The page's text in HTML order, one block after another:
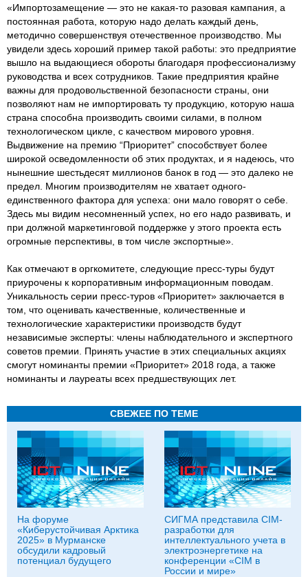
«Импортозамещение — это не какая-то разовая кампания, а
постоянная работа, которую надо делать каждый день,
методично совершенствуя отечественное производство. Мы
увидели здесь хороший пример такой работы: это предприятие
вышло на выдающиеся обороты благодаря профессионализму
руководства и всех сотрудников. Такие предприятия крайне
важны для продовольственной безопасности страны, они
позволяют нам не импортировать ту продукцию, которую наша
страна способна производить своими силами, в полном
технологическом цикле, с качеством мирового уровня.
Выдвижение на премию “Приоритет” способствует более
широкой осведомленности об этих продуктах, и я надеюсь, что
нынешние шестьдесят миллионов банок в год — это далеко не
предел. Многим производителям не хватает одного-
единственного фактора для успеха: они мало говорят о себе.
Здесь мы видим несомненный успех, но его надо развивать, и
при должной маркетинговой поддержке у этого проекта есть
огромные перспективы, в том числе экспортные».
Как отмечают в оргкомитете, следующие пресс-туры будут
приурочены к корпоративным информационным поводам.
Уникальность серии пресс-туров «Приоритет» заключается в
том, что оценивать качественные, количественные и
технологические характеристики производств будут
независимые эксперты: члены наблюдательного и экспертного
советов премии. Принять участие в этих специальных акциях
смогут номинанты премии «Приоритет» 2018 года, а также
номинанты и лауреаты всех предшествующих лет.
СВЕЖЕЕ ПО ТЕМЕ
На форуме
«Киберустойчивая Арктика
2025» в Мурманске
обсудили кадровый
потенциал будущего
СИГМА представила CIM-
разработки для
интеллектуального учета в
электроэнергетике на
конференции «CIM в
России и мире»